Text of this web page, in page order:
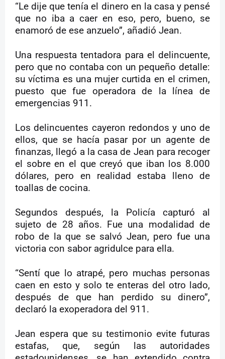
“Le dije que tenía el dinero en la casa y pensé
que no iba a caer en eso, pero, bueno, se
enamoró de ese anzuelo”, añadió Jean.
Una respuesta tentadora para el delincuente,
pero que no contaba con un pequeño detalle:
su víctima es una mujer curtida en el crimen,
puesto que fue operadora de la línea de
emergencias 911.
Los delincuentes cayeron redondos y uno de
ellos, que se hacía pasar por un agente de
finanzas, llegó a la casa de Jean para recoger
el sobre en el que creyó que iban los 8.000
dólares, pero en realidad estaba lleno de
toallas de cocina.
Segundos después, la Policía capturó al
sujeto de 28 años. Fue una modalidad de
robo de la que se salvó Jean, pero fue una
victoria con sabor agridulce para ella.
“Sentí que lo atrapé, pero muchas personas
caen en esto y solo te enteras del otro lado,
después de que han perdido su dinero”,
declaró la exoperadora del 911.
Jean espera que su testimonio evite futuras
estafas, que, según las autoridades